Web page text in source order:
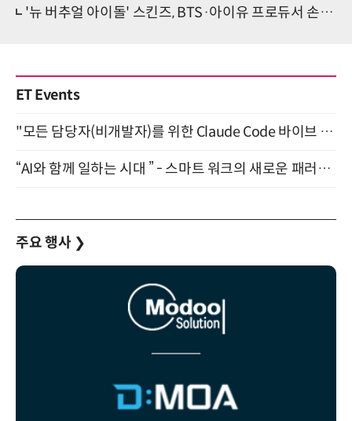
'뉴 버추얼 아이돌' 스킨즈, BTS·아이유 프로듀서 손잡고 '데뷔 선언'
ET Events
"모든 담당자(비개발자)를 위한 Claude Code 바이브 코딩 2-day 부트캠프" 9월 16~17일 개최
“AI와 함께 일하는 시대 ” - 스마트 워크의 새로운 패러다임 (9/11)
주요 행사 ❯